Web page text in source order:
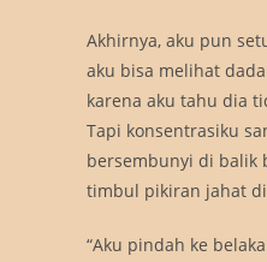
Akhirnya, aku pun
aku bisa melihat
karena aku tahu dia
Tapi konsentrasiku
bersembunyi di balik
timbul pikiran jahat
“Aku pindah ke